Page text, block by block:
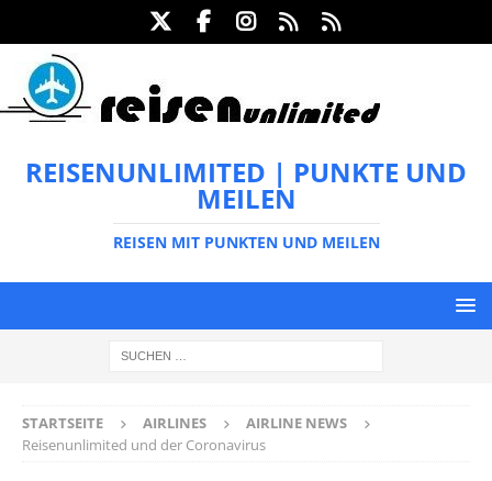
REISENUNLIMITED | PUNKTE UND
MEILEN
REISEN MIT PUNKTEN UND MEILEN
STARTSEITE AIRLINES
AIRLINE NEWS
Reisenunlimited und der Coronavirus